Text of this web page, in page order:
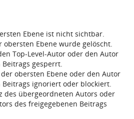
Ebene ist nicht sichtbar.
obersten Ebene wurde gelöscht.
Top-Level-Autor oder den Autor
gesperrt.
obersten Ebene oder den Autor
ignoriert oder blockiert.
des übergeordneten Autors oder
des freigegebenen Beitrags